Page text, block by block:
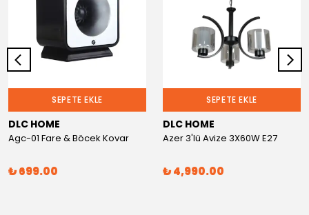
SEPETE EKLE
DLC HOME
Agc-01 Fare & Böcek Kovar
₺ 699.00
SEPETE EKLE
DLC HOME
Azer 3'lü Avize 3X60W E27
₺ 4,990.00